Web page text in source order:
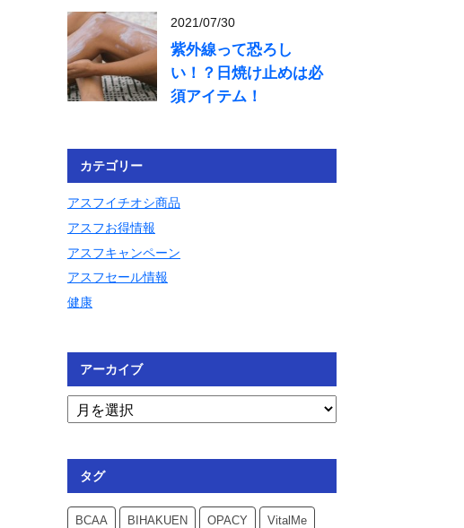
2021/07/30
紫外線って恐ろし
い！？日焼け止めは必
須アイテム！
カテゴリー
アスフイチオシ商品
アスフお得情報
アスフキャンペーン
アスフセール情報
健康
アーカイブ
タグ
BCAA BIHAKUEN OPACY VitalMe